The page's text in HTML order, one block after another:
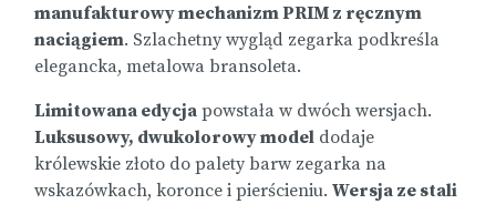
manufakturowy mechanizm PRIM z ręcznym
naciągiem. Szlachetny wygląd zegarka podkreśla
elegancka, metalowa bransoleta.
Limitowana edycja powstała w dwóch wersjach.
Luksusowy, dwukolorowy model dodaje
królewskie złoto do palety barw zegarka na
wskazówkach, koronce i pierścieniu. Wersja ze stali